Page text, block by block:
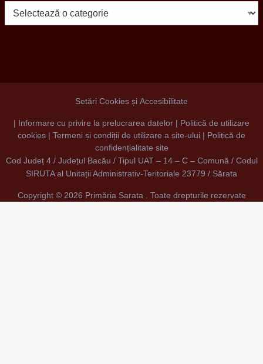
Categorii
de
Setări Cookies și Accesibilitate
| Informare cu privire la prelucrarea datelor | Politică de utilizare
cookies | Termeni și condiții de utilizare a site-ului | Politică de
confidențialitate site
Cod Județ 4 / Județul Bacău / Tipul UAT – 14 – C – Comună / Codul
SIRUTA al Unitații Administrativ-Teritoriale 23779 / Sărata
Copyright © 2026 Primăria Sarata . Toate drepturile rezervate